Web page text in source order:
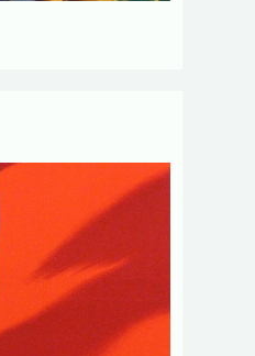
», vous
au
laquelle vous
que les
soient
de cet
de recevoir
part